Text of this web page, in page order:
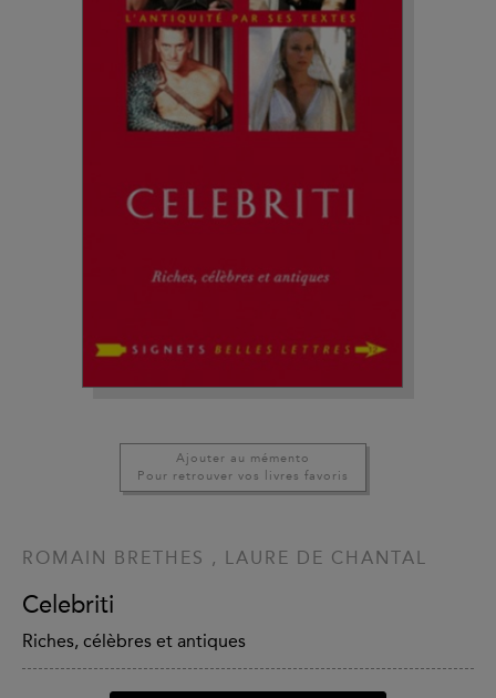
Ajouter au mémento
Pour retrouver vos livres favoris
ROMAIN BRETHES , LAURE DE CHANTAL
Celebriti
Riches, célèbres et antiques